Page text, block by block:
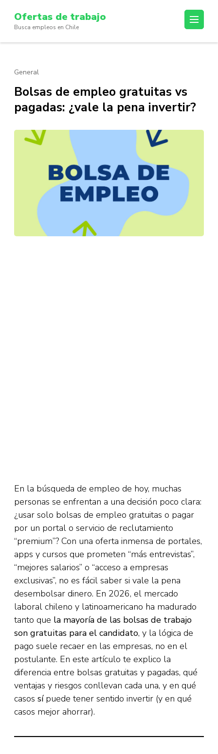
content
(Press
Ofertas de trabajo
Busca empleos en Chile
General
Bolsas de empleo gratuitas vs
pagadas: ¿vale la pena invertir?
En la búsqueda de empleo de hoy, muchas
personas se enfrentan a una decisión poco clara:
¿usar solo bolsas de empleo gratuitas o pagar
por un portal o servicio de reclutamiento
“premium”? Con una oferta inmensa de portales,
apps y cursos que prometen “más entrevistas”,
“mejores salarios” o “acceso a empresas
exclusivas”, no es fácil saber si vale la pena
desembolsar dinero. En 2026, el mercado
laboral chileno y latinoamericano ha madurado
tanto que la mayoría de las bolsas de trabajo
son gratuitas para el candidato, y la lógica de
pago suele recaer en las empresas, no en el
postulante. En este artículo te explico la
diferencia entre bolsas gratuitas y pagadas, qué
ventajas y riesgos conllevan cada una, y en qué
casos sípuede tener sentido invertir (y en qué
casos mejor ahorrar).